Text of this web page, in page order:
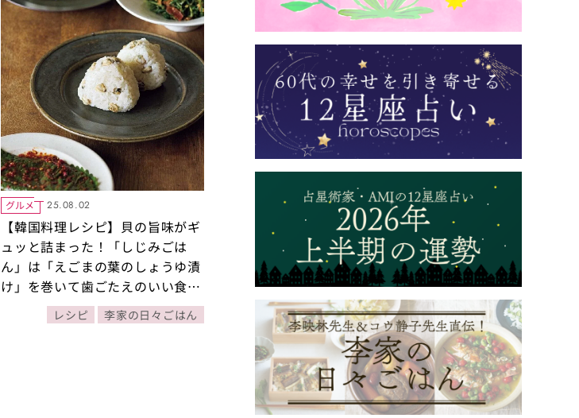
グルメ 25.08.02
【韓国料理レシピ】貝の旨味がギ
ュッと詰まった！「しじみごは
ん」は「えごまの葉のしょうゆ漬
け」を巻いて歯ごたえのいい食感
に！【李映林さん・コウ静子さん
直伝！ 李家の日々ごはん】
レシピ 李家の日々ごはん